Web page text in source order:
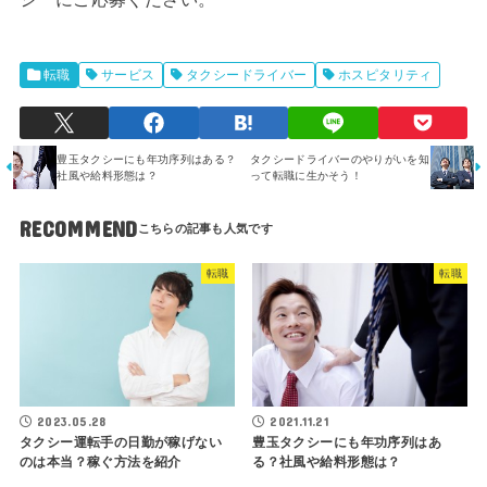
転職 サービス タクシードライバー ホスピタリティ
豊玉タクシーにも年功序列はある？
社風や給料形態は？
タクシードライバーのやりがいを知
って転職に生かそう！
RECOMMEND
転職
2023.05.28
タクシー運転手の日勤が稼げない
のは本当？稼ぐ方法を紹介
転職
2021.11.21
豊玉タクシーにも年功序列はあ
る？社風や給料形態は？